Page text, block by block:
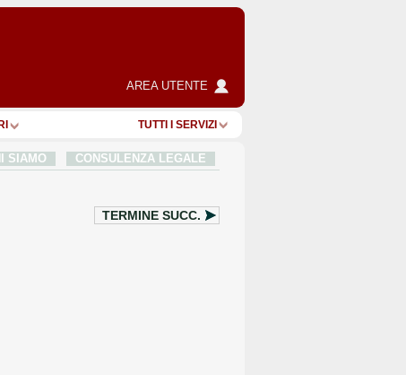
AREA UTENTE
TUTTI I SERVIZI
SIAMO
CONSULENZA LEGALE
TERMINE SUCC.